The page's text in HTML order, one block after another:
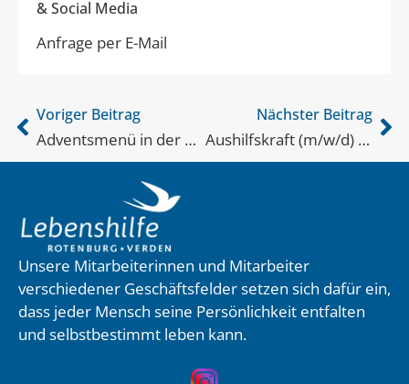
& Social Media
Anfrage per E-Mail
Voriger Beitrag
Adventsmenü in der CAFESITObar
Nächster Beitrag
Aushilfskraft (m/w/d) fürs aromatico gesucht
Unsere Mitarbeiterinnen und Mitarbeiter
verschiedener Geschäftsfelder setzen sich dafür ein,
dass jeder Mensch seine Persönlichkeit entfalten
und selbstbestimmt leben kann.